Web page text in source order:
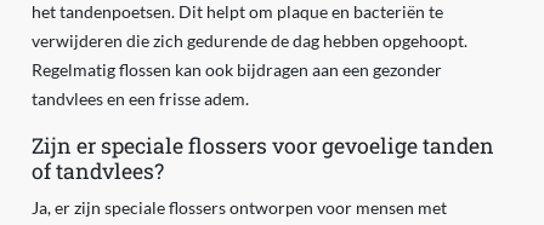
het tandenpoetsen. Dit helpt om plaque en bacteriën te
verwijderen die zich gedurende de dag hebben opgehoopt.
Regelmatig flossen kan ook bijdragen aan een gezonder
tandvlees en een frisse adem.
Zijn er speciale flossers voor gevoelige tanden
of tandvlees?
Ja, er zijn speciale flossers ontworpen voor mensen met